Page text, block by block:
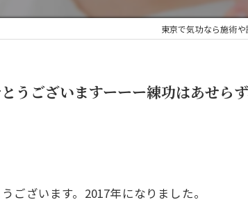
東京で気功なら施術
うございますーーー練功はあせらず
ございます。2017年になりました。